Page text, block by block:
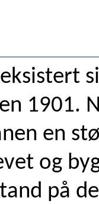
1901.
en
og
på